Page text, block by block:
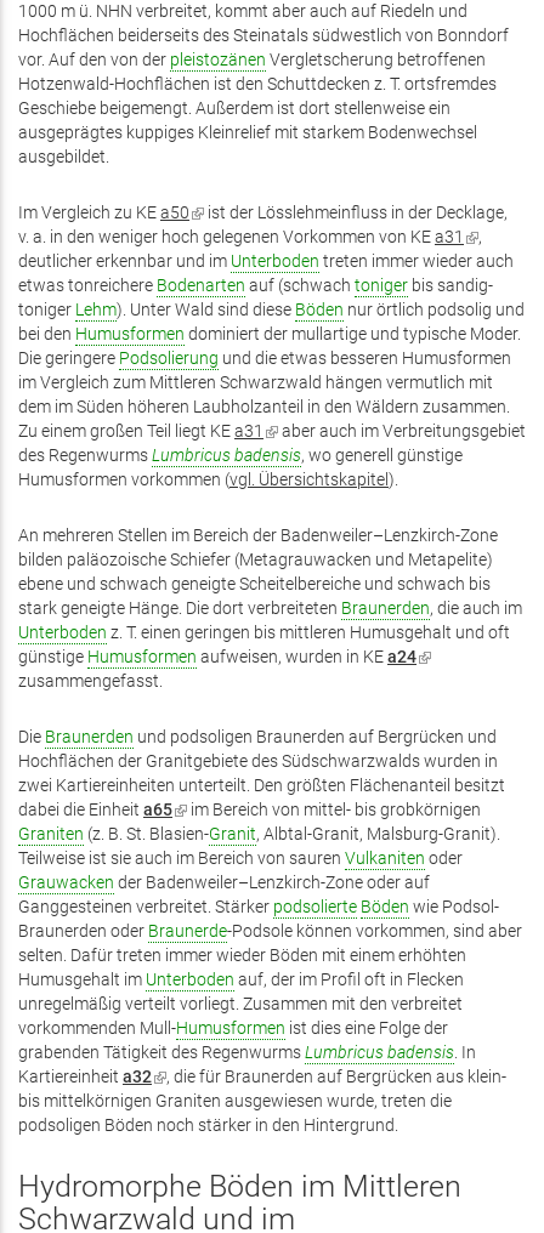
extern)
1000 m ü. NHN verbreitet, kommt aber auch auf Riedeln und
Hochflächen beiderseits des Steinatals südwestlich von Bonndorf
vor. Auf den von der pleistozänen Vergletscherung betroffenen
Hotzenwald-Hochflächen ist den Schuttdecken z. T. ortsfremdes
Geschiebe beigemengt. Außerdem ist dort stellenweise ein
ausgeprägtes kuppiges Kleinrelief mit starkem Bodenwechsel
ausgebildet.
Im Vergleich zu KEa50(Link
ist
extern)
ist der Lösslehmeinfluss in der Decklage,
v. a. in den weniger hoch gelegenen Vorkommen von KEa31 (Link
ist
extern)
,
deutlicher erkennbar und im Unterboden treten immer wieder auch
etwas tonreichere Bodenarten auf (schwach toniger bis sandig-
toniger Lehm). Unter Wald sind diese Böden nur örtlich podsolig und
bei den Humusformen dominiert der mullartige und typische Moder.
Die geringere Podsolierung und die etwas besseren Humusformen
im Vergleich zum Mittleren Schwarzwald hängen vermutlich mit
dem im Süden höheren Laubholzanteil in den Wäldern zusammen.
Zu einem großen Teil liegt KEa31 (Link
ist
extern)
aber auch im Verbreitungsgebiet
des RegenwurmsLumbricus badensis, wo generell günstige
Humusformen vorkommen (vgl. Übersichtskapitel).
An mehreren Stellen im Bereich der Badenweiler–Lenzkirch-Zone
bilden paläozoische Schiefer (Metagrauwacken und Metapelite)
ebene und schwach geneigte Scheitelbereiche und schwach bis
stark geneigte Hänge. Die dort verbreiteten Braunerden, die auch im
Unterboden z. T. einen geringen bis mittleren Humusgehalt und oft
günstige Humusformen aufweisen, wurden in KEa24(Link
zusammengefasst.
Die Braunerden und podsoligen Braunerden auf Bergrücken und
Hochflächen der Granitgebiete des Südschwarzwalds wurden in
zwei Kartiereinheiten unterteilt. Den größten Flächenanteil besitzt
dabei die Einheit a65(Link
ist
extern)
im Bereich von mittel- bis grobkörnigen
Graniten (z. B. St. Blasien-Granit, Albtal-Granit, Malsburg-Granit).
Teilweise ist sie auch im Bereich von sauren Vulkaniten oder
Grauwacken der Badenweiler–Lenzkirch-Zone oder auf
Ganggesteinen verbreitet. Stärker podsolierte Böden wie Podsol-
Braunerden oder Braunerde-Podsole können vorkommen, sind aber
selten. Dafür treten immer wieder Böden mit einem erhöhten
Humusgehalt im Unterboden auf, der im Profil oft in Flecken
unregelmäßig verteilt vorliegt. Zusammen mit den verbreitet
vorkommenden Mull-Humusformen ist dies eine Folge der
grabenden Tätigkeit des RegenwurmsLumbricus badensis. In
Kartiereinheit a32(Link
ist
extern)
, die für Braunerden auf Bergrücken aus klein-
bis mittelkörnigen Graniten ausgewiesen wurde, treten die
podsoligen Böden noch stärker in den Hintergrund.
Hydromorphe Böden im Mittleren
Schwarzwald und im